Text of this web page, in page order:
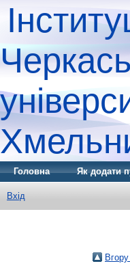
Головна Як додати
Вхід